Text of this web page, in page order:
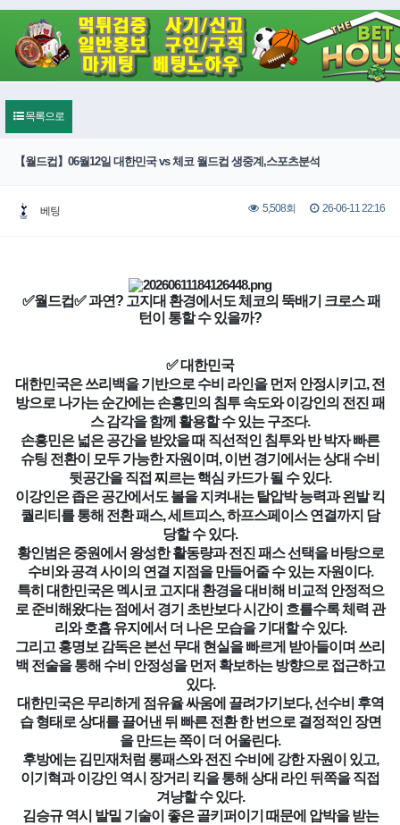
목록으로
【월드컵】06월12일 대한민국 vs 체코 월드컵 생중계,스포츠분석
베팅 5,508회 26-06-11 22:16
✅월드컵✅ 과연? 고지대 환경에서도 체코의 뚝배기 크로스 패
턴이 통할 수 있을까?
✅ 대한민국
대한민국은 쓰리백을 기반으로 수비 라인을 먼저 안정시키고, 전
방으로 나가는 순간에는 손흥민의 침투 속도와 이강인의 전진 패
스 감각을 함께 활용할 수 있는 구조다.
손흥민은 넓은 공간을 받았을 때 직선적인 침투와 반 박자 빠른
슈팅 전환이 모두 가능한 자원이며, 이번 경기에서는 상대 수비
뒷공간을 직접 찌르는 핵심 카드가 될 수 있다.
이강인은 좁은 공간에서도 볼을 지켜내는 탈압박 능력과 왼발 킥
퀄리티를 통해 전환 패스, 세트피스, 하프스페이스 연결까지 담
당할 수 있다.
황인범은 중원에서 왕성한 활동량과 전진 패스 선택을 바탕으로
수비와 공격 사이의 연결 지점을 만들어줄 수 있는 자원이다.
특히 대한민국은 멕시코 고지대 환경을 대비해 비교적 안정적으
로 준비해왔다는 점에서 경기 초반보다 시간이 흐를수록 체력 관
리와 호흡 유지에서 더 나은 모습을 기대할 수 있다.
그리고 홍명보 감독은 본선 무대 현실을 빠르게 받아들이며 쓰리
백 전술을 통해 수비 안정성을 먼저 확보하는 방향으로 접근하고
있다.
대한민국은 무리하게 점유율 싸움에 끌려가기보다, 선수비 후역
습 형태로 상대를 끌어낸 뒤 빠른 전환 한 번으로 결정적인 장면
을 만드는 쪽이 더 어울린다.
후방에는 김민재처럼 롱패스와 전진 수비에 강한 자원이 있고,
이기혁과 이강인 역시 장거리 킥을 통해 상대 라인 뒤쪽을 직접
겨냥할 수 있다.
김승규 역시 발밑 기술이 좋은 골키퍼이기 때문에 압박을 받는